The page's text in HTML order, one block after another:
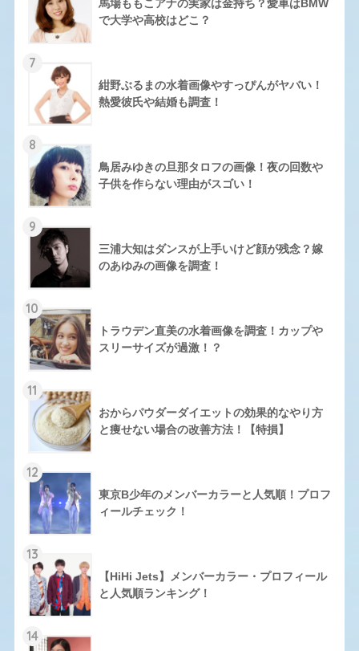
馬場ももこアナの実家は金持ち？愛車はBMW
で大学や高校はどこ？
7
紺野ぶるまの水着画像やすっぴんがヤバい！
熱愛彼氏や結婚も調査！
8
鳥居みゆきの旦那タロフの画像！夜の回数や
子供を作らない理由がスゴい！
9
三浦大知はダンスが上手いけど顔が残念？嫁
のあゆみの画像を調査！
10
トラウデン直美の水着画像を調査！カップや
スリーサイズが過激！？
11
おからパウダーダイエットの効果的なやり方
と痩せない場合の改善方法！【特損】
12
東京B少年のメンバーカラーと人気順！プロフ
ィールチェック！
13
【HiHi Jets】メンバーカラー・プロフィール
と人気順ランキング！
14